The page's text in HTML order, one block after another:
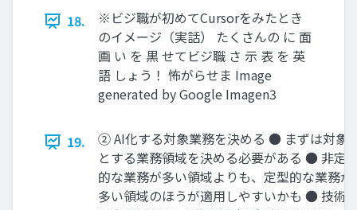
18.
※ビジ職が初めてCursorをみたとき
のイメージ（実話） たくさんの に 面
画 い を 黒 せてビジ職 さ 示 表 を 英
語 しょう！ 怖がらせま Image
generated by Google Imagen3
19.
② AI化する対象業務を決める ● まずは対象
とする業務領域を決める必要がある ● 非定
的な業務が多い領域よりも、定型的な業務が
多い領域のほうが適用しやすいかも ● 技術